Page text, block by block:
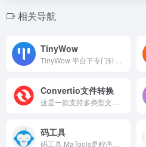
相关导航
TinyWow
Convertio文件转换
码工具